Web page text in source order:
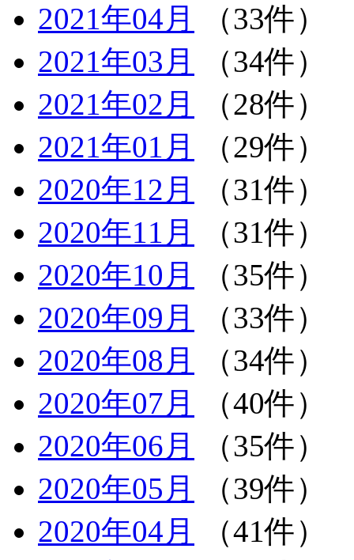
2021年04月
（33件）
2021年03月
（34件）
2021年02月
（28件）
2021年01月
（29件）
2020年12月
（31件）
2020年11月
（31件）
2020年10月
（35件）
2020年09月
（33件）
2020年08月
（34件）
2020年07月
（40件）
2020年06月
（35件）
2020年05月
（39件）
2020年04月
（41件）